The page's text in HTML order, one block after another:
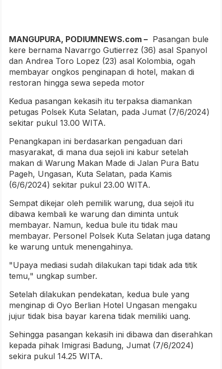
MANGUPURA, PODIUMNEWS.com – Pasangan bule
kere bernama Navarrgo Gutierrez (36) asal Spanyol
dan Andrea Toro Lopez (23) asal Kolombia, ogah
membayar ongkos penginapan di hotel, makan di
restoran hingga sewa sepeda motor
Kedua pasangan kekasih itu terpaksa diamankan
petugas Polsek Kuta Selatan, pada Jumat (7/6/2024)
sekitar pukul 13.00 WITA.
Penangkapan ini berdasarkan pengaduan dari
masyarakat, di mana dua sejoli ini kabur setelah
makan di Warung Makan Made di Jalan Pura Batu
Pageh, Ungasan, Kuta Selatan, pada Kamis
(6/6/2024) sekitar pukul 23.00 WITA.
Sempat dikejar oleh pemilik warung, dua sejoli itu
dibawa kembali ke warung dan diminta untuk
membayar. Namun, kedua bule itu tidak mau
membayar. Personel Polsek Kuta Selatan juga datang
ke warung untuk menengahinya.
"Upaya mediasi sudah dilakukan tapi tidak ada titik
temu," ungkap sumber.
Setelah dilakukan pendekatan, kedua bule yang
menginap di Oyo Berlian Hotel Ungasan mengaku
jujur tidak bisa bayar karena tidak memiliki uang.
Sehingga pasangan kekasih ini dibawa dan diserahkan
kepada pihak Imigrasi Badung, Jumat (7/6/2024)
sekira pukul 14.25 WITA.